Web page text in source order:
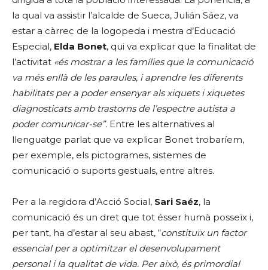
la qual va assistir l’alcalde de Sueca, Julián Sáez, va
estar a càrrec de la logopeda i mestra d’Educació
Especial, Elda Bonet, qui va explicar que la finalitat de
l’activitat «és mostrar a les famílies que la comunicació
va més enllà de les paraules, i aprendre les diferents
habilitats per a poder ensenyar als xiquets i xiquetes
diagnosticats amb trastorns de l’espectre autista a
poder comunicar-se”. Entre les alternatives al
llenguatge parlat que va explicar Bonet trobaríem,
per exemple, els pictogrames, sistemes de
comunicació o suports gestuals, entre altres.
Per a la regidora d’Acció Social, Sari Saéz, la
comunicació és un dret que tot ésser humà posseïx i,
per tant, ha d’estar al seu abast, “constituïx un factor
essencial per a optimitzar el desenvolupament
personal i la qualitat de vida. Per això, és primordial